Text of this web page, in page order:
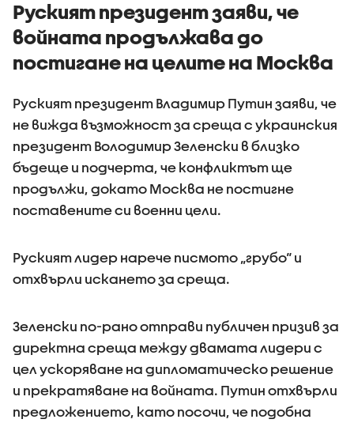
Руският президент заяви, че
войната продължава до
постигане на целите на Москва
Руският президент Владимир Путин заяви, че
не вижда възможност за среща с украинския
президент Володимир Зеленски в близко
бъдеще и подчерта, че конфликтът ще
продължи, докато Москва не постигне
поставените си военни цели.
Руският лидер нарече писмото „грубо“ и
отхвърли искането за среща.
Зеленски по-рано отправи публичен призив за
директна среща между двамата лидери с
цел ускоряване на дипломатическо решение
и прекратяване на войната. Путин отхвърли
предложението, като посочи, че подобна